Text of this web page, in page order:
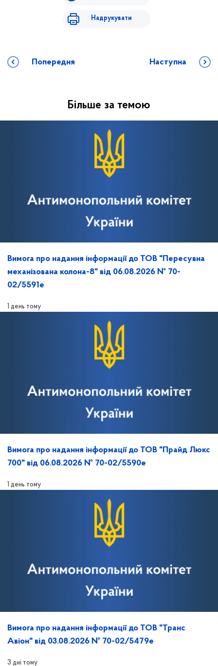
Надрукувати
Попередня Наступна
Більше за темою
Вимога про надання інформації до ТОВ "Пересувна
механізована колона-8" від 06.08.2026 № 70-
02/5591е
1 день тому
Вимога про надання інформації до ТОВ "Прайд Люкс
700" від 06.08.2026 № 70-02/5590е
1 день тому
Вимога про надання інформації до ТОВ "Транс
Авіон" від 03.08.2026 № 70-02/5479е
3 дні тому